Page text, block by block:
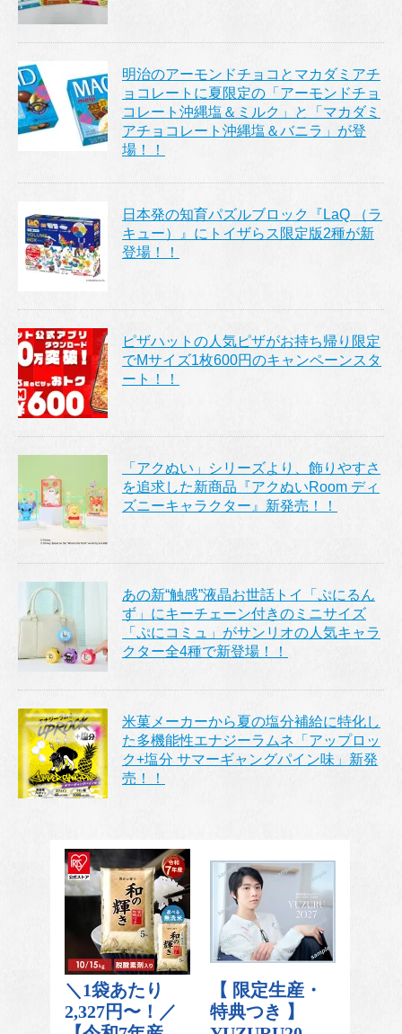
明治のアーモンドチョコとマカダミアチ
ョコレートに夏限定の「アーモンドチョ
コレート沖縄塩＆ミルク」と「マカダミ
アチョコレート沖縄塩＆バニラ」が登
場！！
日本発の知育パズルブロック『LaQ （ラ
キュー）』にトイザらス限定版2種が新
登場！！
ピザハットの人気ピザがお持ち帰り限定
でMサイズ1枚600円のキャンペーンスタ
ート！！
「アクぬい」シリーズより、飾りやすさ
を追求した新商品『アクぬいRoom ディ
ズニーキャラクター』新発売！！
あの新“触感”液晶お世話トイ「ぷにるん
ず」にキーチェーン付きのミニサイズ
「ぷにコミュ」がサンリオの人気キャラ
クター全4種で新登場！！
米菓メーカーから夏の塩分補給に特化し
た多機能性エナジーラムネ「アップロッ
ク+塩分 サマーギャングパイン味」新発
売！！